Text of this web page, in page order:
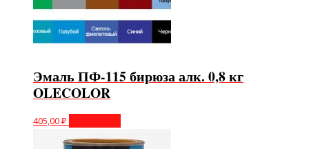
Эмаль ПФ-115 бирюза алк. 0,8 кг
OLECOLOR
405,00₽